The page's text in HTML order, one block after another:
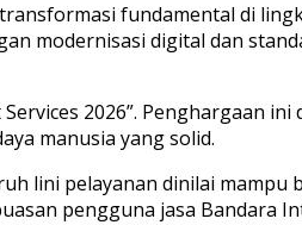
fundamental di
modernisasi digital dan
2026”. Penghargaan
manusia yang solid.
lini pelayanan dinilai mampu
pengguna jasa Bandara